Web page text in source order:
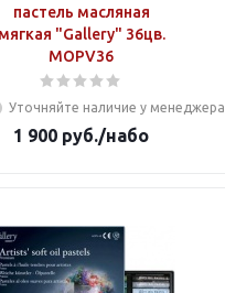
пастель масляная
мягкая "Gallery" 36цв.
MOPV36
Уточняйте наличие у менеджера
1 900 руб./набо